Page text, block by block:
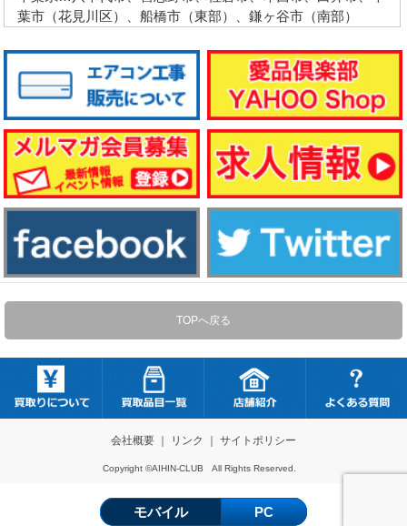
葉市（花見川区）、船橋市（東部）、鎌ヶ谷市（南部）
TOPへ戻る
会社概要｜ リンク サイトポリシー
Copyright ©AIHIN-CLUB All Rights Reserved.
モバイル PC